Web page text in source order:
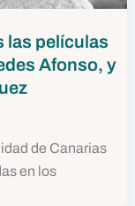
las películas
Afonso, y
de Canarias
en los